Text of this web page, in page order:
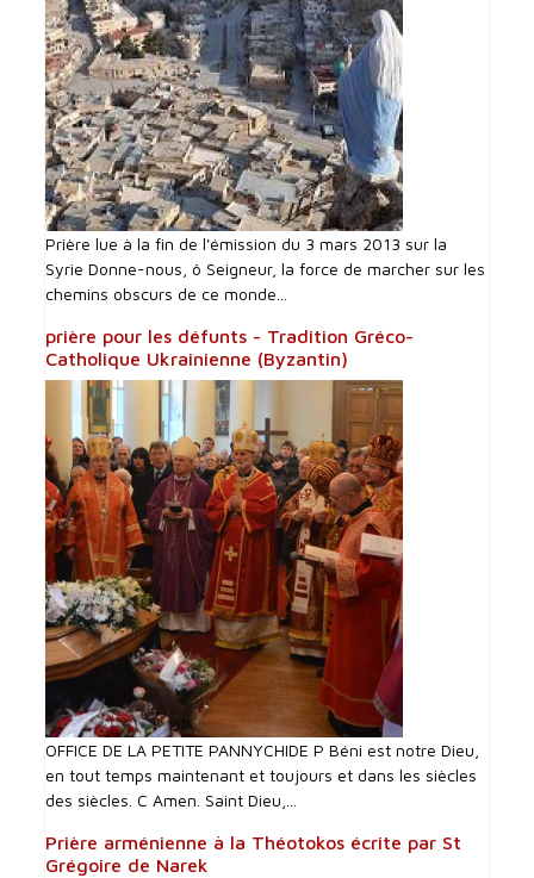
Prière lue à la fin de l'émission du 3 mars 2013 sur la
Syrie Donne-nous, ô Seigneur, la force de marcher sur les
chemins obscurs de ce monde...
prière pour les défunts - Tradition Gréco-
Catholique Ukrainienne (Byzantin)
OFFICE DE LA PETITE PANNYCHIDE P Béni est notre Dieu,
en tout temps maintenant et toujours et dans les siècles
des siècles. C Amen. Saint Dieu,...
Prière arménienne à la Théotokos écrite par St
Grégoire de Narek